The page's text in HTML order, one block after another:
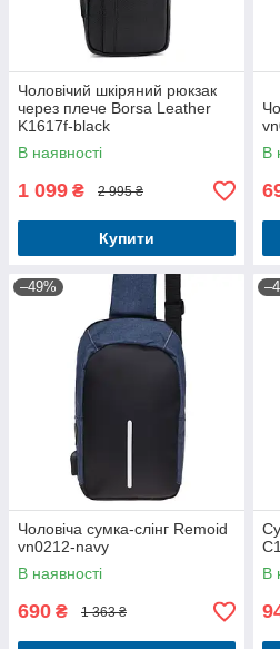
Чоловічий шкіряний рюкзак
через плече Borsa Leather
K1617f-black
В наявності
1 099 ₴ 2 995 ₴
Купити
В
–49%
Чоловіча сумка-слінг Remoid
vn0212-navy
В наявності
690 ₴ 1 363 ₴
В